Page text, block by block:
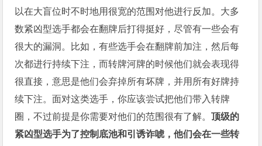
以在大盲位时不时地用很宽的范围对他进行反加。大多
数紧凶型选手都会在翻牌后打得挺好，尽管有一些会有
很大的漏洞。比如，有些选手会在翻牌前加注，然后每
次都进行持续下注，而转牌河牌的时候他们就会表现得
很直接，意思是他们会弃掉所有坏牌，并用所有好牌持
续下注。面对这类选手，你应该尝试把他们带入转牌
圈，不过前提是你需要对他们的范围很有了解。顶级的
紧凶型选手为了控制底池和引诱诈唬，他们会在一些转